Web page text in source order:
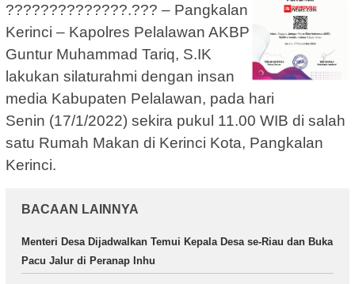
??????????????.??? – Pangkalan
Kerinci – Kapolres Pelalawan AKBP
Guntur Muhammad Tariq, S.IK
lakukan silaturahmi dengan insan
media Kabupaten Pelalawan, pada hari
Senin (17/1/2022) sekira pukul 11.00 WIB di salah
satu Rumah Makan di Kerinci Kota, Pangkalan
Kerinci.
BACAAN LAINNYA
Menteri Desa Dijadwalkan Temui Kepala Desa se-Riau dan Buka
Pacu Jalur di Peranap Inhu